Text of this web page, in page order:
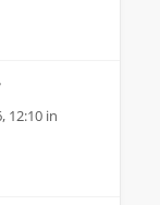
12:10 in